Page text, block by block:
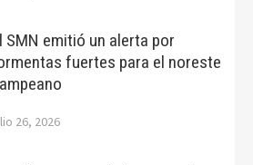
SMN emitió un alerta por
fuertes para el noreste
26, 2026